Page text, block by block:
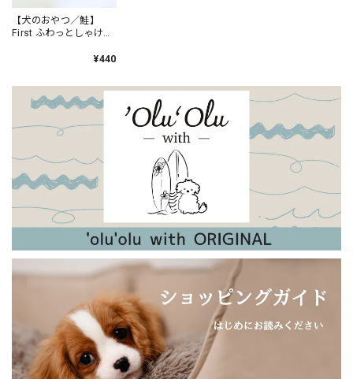
他の方からの誕生祝いとダブらなそうなのを選んでみまし
よ！」と言ってもらえました。 ラッピングもとても可愛く、
大変喜んでもらえました！
2023/12/28
【犬のおやつ／鮭】
First ふわっとしゃけ
¥440